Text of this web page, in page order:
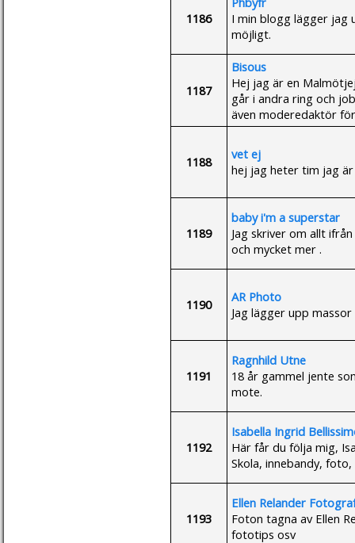
1186
I min blogg lägger jag
möjligt.
1187
Bisous
Hej jag är en
går i andra ring och
även moderedaktör
1188
vet ej
hej jag heter tim jag
1189
baby i'm a superstar
Jag skriver om allt
och mycket mer .
1190
AR Photo
Jag lägger upp
1191
Ragnhild Utne
18 år gammel jente
mote.
1192
Isabella Ingrid
Här får du följa mig,
Skola, innebandy,
1193
Ellen Relander
Foton tagna av Ellen
fototips osv